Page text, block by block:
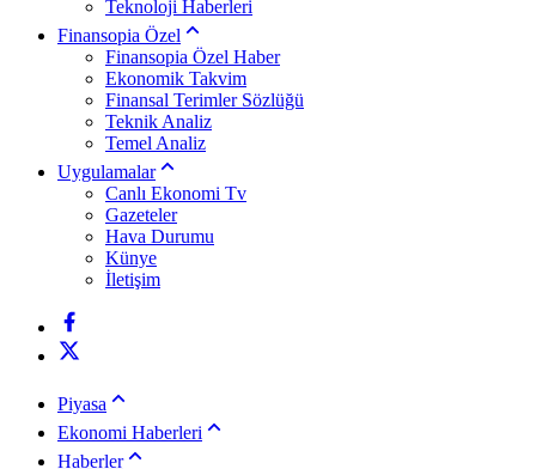
Teknoloji Haberleri
Finansopia Özel
Finansopia Özel Haber
Ekonomik Takvim
Finansal Terimler Sözlüğü
Teknik Analiz
Temel Analiz
Uygulamalar
Canlı Ekonomi Tv
Gazeteler
Hava Durumu
Künye
İletişim
Piyasa
Ekonomi Haberleri
Haberler